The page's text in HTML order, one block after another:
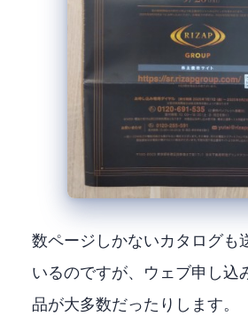
数ページしかないカタログも
いるのですが、ウェブ申し込
品が大多数だったりします。